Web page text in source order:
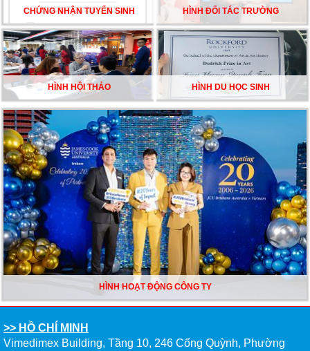
CHỨNG NHẬN TUYỂN SINH HÌNH ĐỐI TÁC TRƯỜNG
HÌNH HỘI THẢO HÌNH DU HỌC SINH
HÌNH HOẠT ĐỘNG CÔNG TY
>> HỒ CHÍ MINH
Vimedimex Building, Tầng 10, 246 Cống Quỳnh, Phường